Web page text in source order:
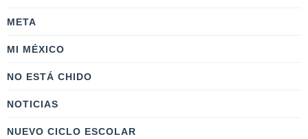
META
MI MÉXICO
NO ESTÁ CHIDO
NOTICIAS
NUEVO CICLO ESCOLAR